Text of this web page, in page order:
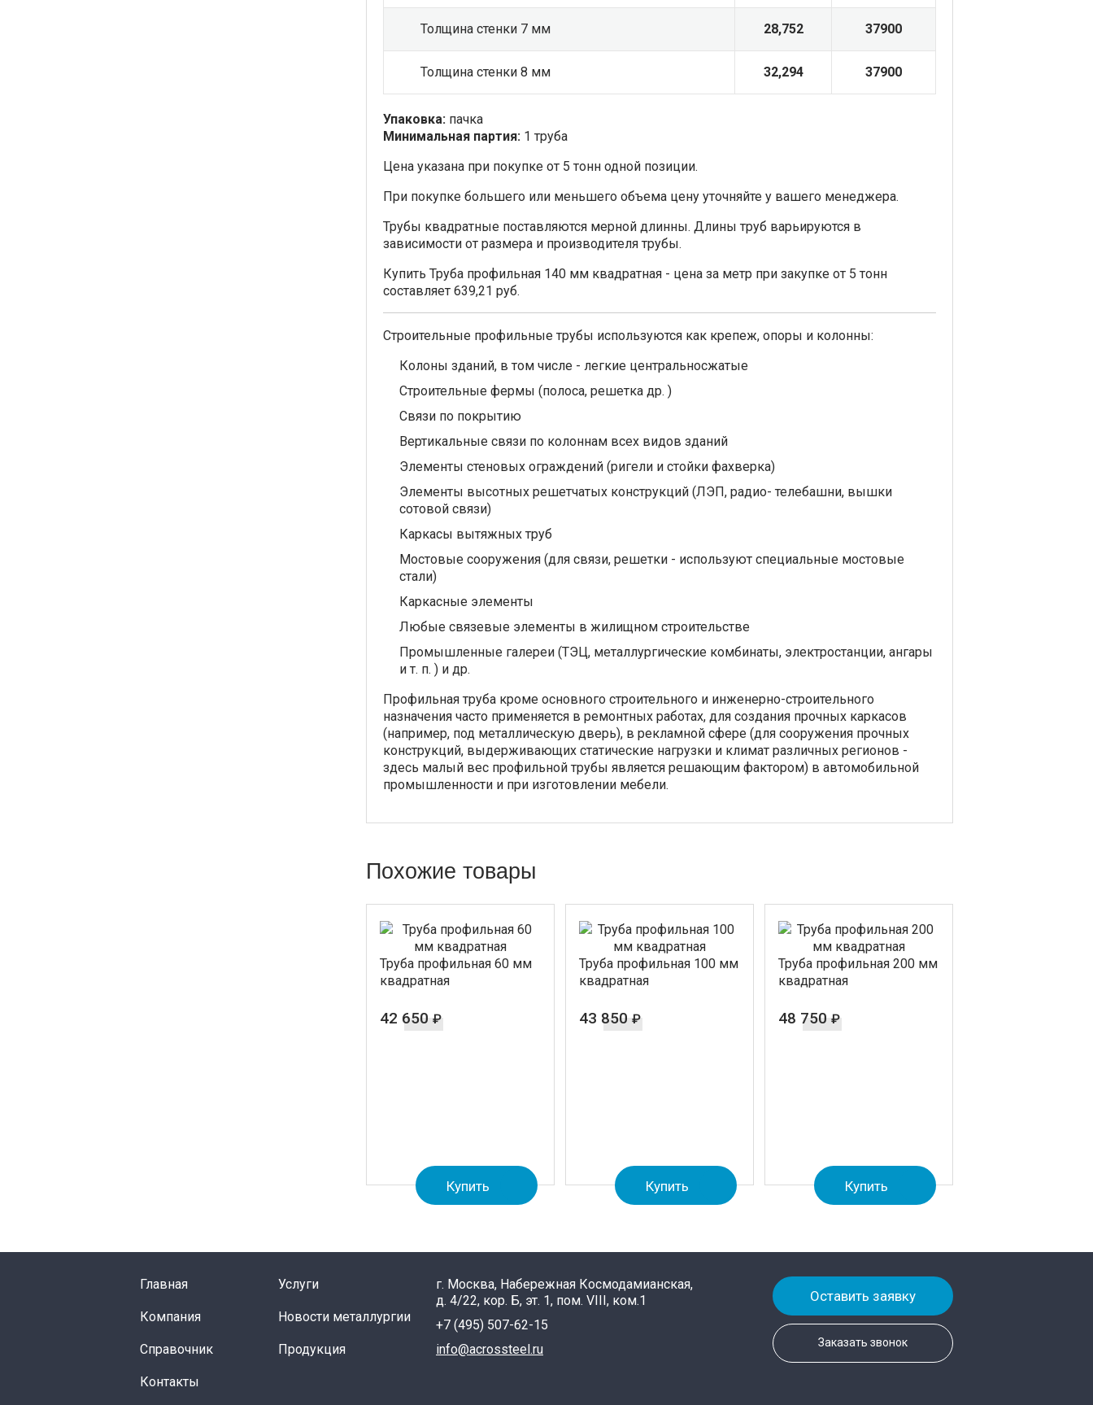
Толщина стенки 7 мм 28,752 37900
Толщина стенки 8 мм 32,294 37900
Упаковка: пачка
Минимальная партия: 1 труба
Цена указана при покупке от 5 тонн одной позиции.
При покупке большего или меньшего объема цену уточняйте у вашего менеджера.
Трубы квадратные поставляются мерной длинны. Длины труб варьируются в
зависимости от размера и производителя трубы.
Купить Труба профильная 140 мм квадратная - цена за метр при закупке от 5 тонн
составляет 639,21 руб.
Строительные профильные трубы используются как крепеж, опоры и колонны:
Колоны зданий, в том числе - легкие центральносжатые
Строительные фермы (полоса, решетка др. )
Связи по покрытию
Вертикальные связи по колоннам всех видов зданий
Элементы стеновых ограждений (ригели и стойки фахверка)
Элементы высотных решетчатых конструкций (ЛЭП, радио- телебашни, вышки
сотовой связи)
Каркасы вытяжных труб
Мостовые сооружения (для связи, решетки - используют специальные мостовые
стали)
Каркасные элементы
Любые связевые элементы в жилищном строительстве
Промышленные галереи (ТЭЦ, металлургические комбинаты, электростанции, ангары
и т. п. ) и др.
Профильная труба кроме основного строительного и инженерно-строительного
назначения часто применяется в ремонтных работах, для создания прочных каркасов
(например, под металлическую дверь), в рекламной сфере (для сооружения прочных
конструкций, выдерживающих статические нагрузки и климат различных регионов -
здесь малый вес профильной трубы является решающим фактором) в автомобильной
промышленности и при изготовлении мебели.
Похожие товары
Труба профильная 60 мм
квадратная
42 650 ₽
Купить
Труба профильная 100 мм
квадратная
43 850 ₽
Купить
Труба профильная 200 мм
квадратная
48 750 ₽
Купить
Главная Услуги
Компания Новости металлургии
Справочник Продукция
Контакты
г. Москва, Набережная Космодамианская,
д. 4/22, кор. Б, эт. 1, пом. VIII, ком.1
+7 (495) 507-62-15
info@acrossteel.ru
Оставить заявку
Заказать звонок